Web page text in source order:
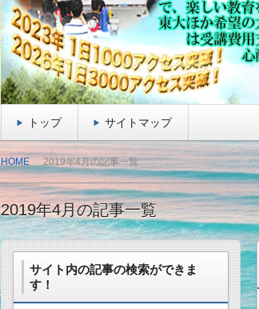
トップ サイトマップ
HOME 2019年4月の記事一覧
2019年4月の記事一覧
サイト内の記事の検索ができま
す！